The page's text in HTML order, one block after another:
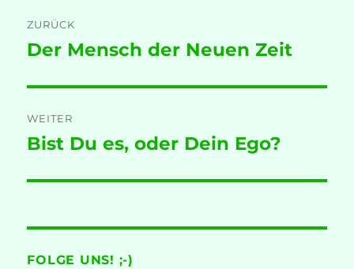
ZURÜCK
Vorheriger
Der Mensch der Neuen Zeit
WEITER
Nächster
Bist Du es, oder Dein Ego?
FOLGE UNS! ;-)